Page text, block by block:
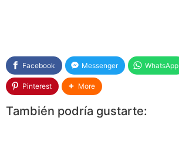
Facebook Messenger WhatsApp
Pinterest More
También podría gustarte: